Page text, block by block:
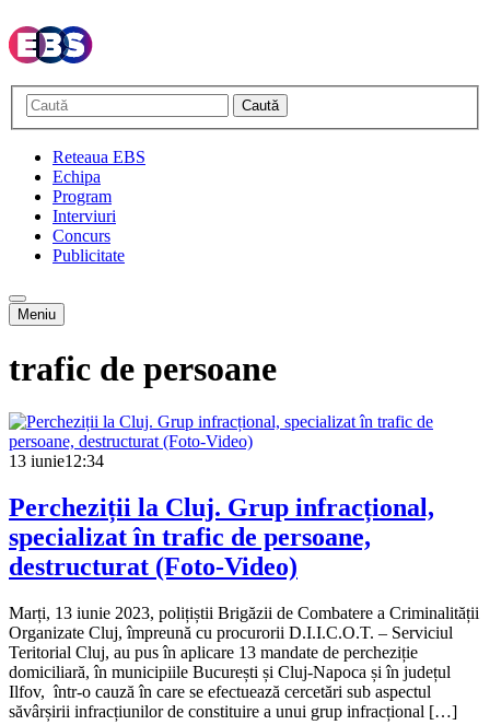
Caută
Reteaua EBS
Echipa
Program
Interviuri
Concurs
Publicitate
Meniu
trafic de persoane
13 iunie12:34
Percheziții la Cluj. Grup infracțional,
specializat în trafic de persoane,
destructurat (Foto-Video)
Marți, 13 iunie 2023, polițiștii Brigăzii de Combatere a Criminalității
Organizate Cluj, împreună cu procurorii D.I.I.C.O.T. – Serviciul
Teritorial Cluj, au pus în aplicare 13 mandate de percheziție
domiciliară, în municipiile București și Cluj-Napoca și în județul
Ilfov, într-o cauză în care se efectuează cercetări sub aspectul
săvârșirii infracțiunilor de constituire a unui grup infracțional […]